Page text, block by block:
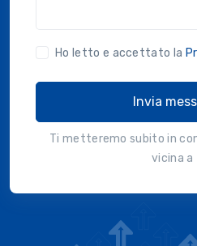
Ho letto e accettato la
Invia
Ti metteremo subito in
vicina a